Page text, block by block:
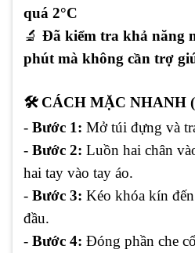
quá 2°C
🔬 Đã kiểm tra khả năng
phút mà không cần trợ
🛠️ CÁCH MẶC NHANH
- Bước 1: Mở túi đựng và
- Bước 2: Luồn hai chân
hai tay vào tay áo.
- Bước 3: Kéo khóa kín
đầu.
- Bước 4: Đóng phần che